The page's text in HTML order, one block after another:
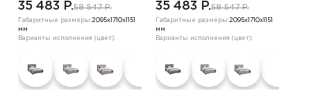
коричневый
35 483 P.58 547 P.
Габаритные размеры:2095х1710х1151
мм
Варианты исполнения (цвет):
35 483 P.58 547 P.
Габаритные размеры:2095х1710х1151
мм
Варианты исполнения (цвет):